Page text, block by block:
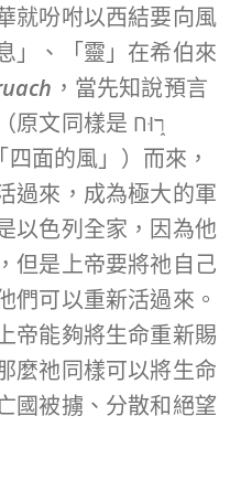
就吩咐以西結要向風
」、「靈」在希伯來
，當先知說預言
（原文同樣是 ר֑וּח
四面的風」）而來，
過來，成為極大的軍
以色列全家，因為他
但是上帝要將祂自己
們可以重新活過來。
帝能夠將生命重新賜
麼祂同樣可以將生命
國被擄、分散和絕望